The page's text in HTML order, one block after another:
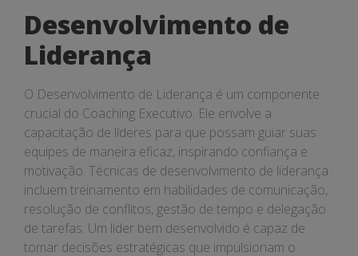
Desenvolvimento de
Liderança
O Desenvolvimento de Liderança é um componente
crucial do Coaching Executivo. Ele envolve a
capacitação de líderes para que possam guiar suas
equipes de maneira eficaz, inspirando confiança e
motivação. Técnicas de desenvolvimento de liderança
incluem treinamento em habilidades de comunicação,
resolução de conflitos, gestão de tempo e delegação
de tarefas. Um líder bem desenvolvido é capaz de
tomar decisões estratégicas que impulsionam o